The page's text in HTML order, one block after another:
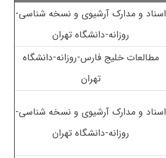
اسناد و مدارک آرشیوی و نسخه شناسی-
روزانه-دانشگاه تهران
مطالعات خلیج فارس-روزانه-دانشگاه
تهران
اسناد و مدارک آرشیوی و نسخه شناسی-
روزانه-دانشگاه تهران